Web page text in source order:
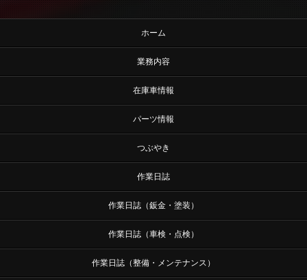
ホーム
業務内容
在庫車情報
パーツ情報
つぶやき
作業日誌
作業日誌（鈑金・塗装）
作業日誌（車検・点検）
作業日誌（整備・メンテナンス）